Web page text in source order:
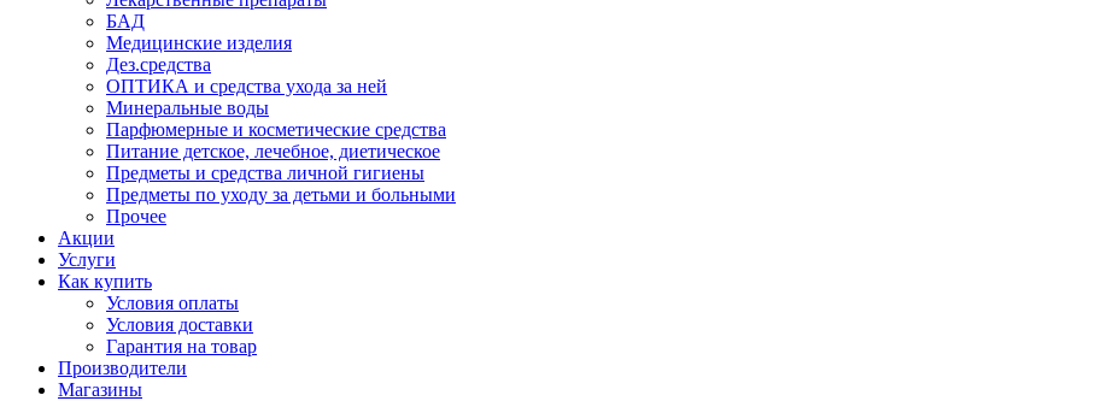
БАД
Медицинские изделия
Дез.средства
ОПТИКА и средства ухода за ней
Минеральные воды
Парфюмерные и косметические средства
Питание детское, лечебное, диетическое
Предметы и средства личной гигиены
Предметы по уходу за детьми и больными
Прочее
Акции
Услуги
Как купить
Условия оплаты
Условия доставки
Гарантия на товар
Производители
Магазины